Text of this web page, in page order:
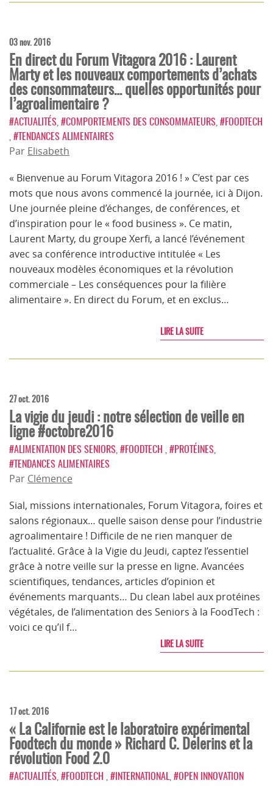
03 nov. 2016
En direct du Forum Vitagora 2016 : Laurent
Marty et les nouveaux comportements d’achats
des consommateurs… quelles opportunités pour
l’agroalimentaire ?
#ACTUALITÉS #COMPORTEMENTS DES CONSOMMATEURS #FOODTECH
#TENDANCES ALIMENTAIRES
Par Elisabeth
« Bienvenue au Forum Vitagora 2016 ! » C’est par ces
mots que nous avons commencé la journée, ici à Dijon.
Une journée pleine d’échanges, de conférences, et
d’inspiration pour le « food business ». Ce matin,
Laurent Marty, du groupe Xerfi, a lancé l’événement
avec sa conférence introductive intitulée « Les
nouveaux modèles économiques et la révolution
commerciale – Les conséquences pour la filière
alimentaire ». En direct du Forum, et en exclus…
LIRE LA SUITE
27 oct. 2016
La vigie du jeudi : notre sélection de veille en
ligne #octobre2016
#ALIMENTATION DES SENIORS #FOODTECH #PROTÉINES
#TENDANCES ALIMENTAIRES
Par Clémence
Sial, missions internationales, Forum Vitagora, foires et
salons régionaux… quelle saison dense pour l’industrie
agroalimentaire ! Difficile de ne rien manquer de
l’actualité. Grâce à la Vigie du Jeudi, captez l’essentiel
grâce à notre veille sur la presse en ligne. Avancées
scientifiques, tendances, articles d’opinion et
événements marquants… Du clean label aux protéines
végétales, de l’alimentation des Seniors à la FoodTech :
voici ce qu’il f…
LIRE LA SUITE
17 oct. 2016
« La Californie est le laboratoire expérimental
Foodtech du monde » Richard C. Delerins et la
révolution Food 2.0
#ACTUALITÉS #FOODTECH #INTERNATIONAL #OPEN INNOVATION